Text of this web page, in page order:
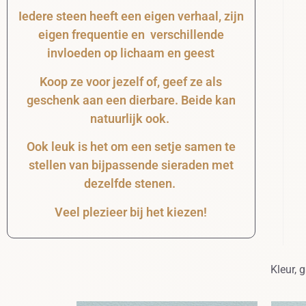
Iedere steen heeft een eigen verhaal, zijn
eigen frequentie en verschillende
invloeden op lichaam en geest
Koop ze voor jezelf of, geef ze als
geschenk aan een dierbare. Beide kan
natuurlijk ook.
Ook leuk is het om een setje samen te
stellen van bijpassende sieraden met
dezelfde stenen.
Veel plezieer bij het kiezen!
Kleur,